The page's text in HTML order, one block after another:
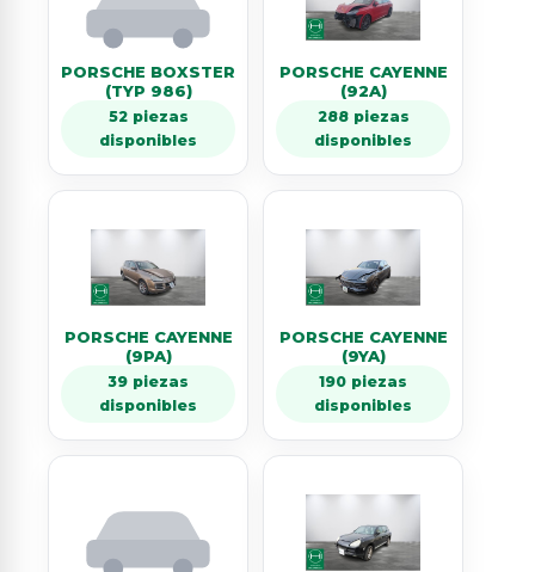
PORSCHE BOXSTER
(TYP 986)
52 piezas
disponibles
PORSCHE CAYENNE
(92A)
288 piezas
disponibles
PORSCHE CAYENNE
(9PA)
39 piezas
disponibles
PORSCHE CAYENNE
(9YA)
190 piezas
disponibles